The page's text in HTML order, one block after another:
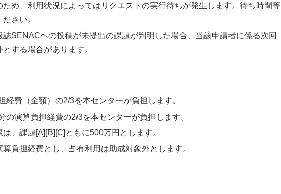
め、利用状況によってはリクエストの実行待ちが発生します。待ち時間等
さい。
SENACヘの投稿が未提出の課題が判明した場合、当該申請者に係る次回
する場合があります。
経費（全額）の2/3を本センターが負担します。
の演算負担経費の2/3を本センターが負担します。
、課題[A][B][C]ともに500万円とします。
負担経費とし、占有利用は助成対象外とします。